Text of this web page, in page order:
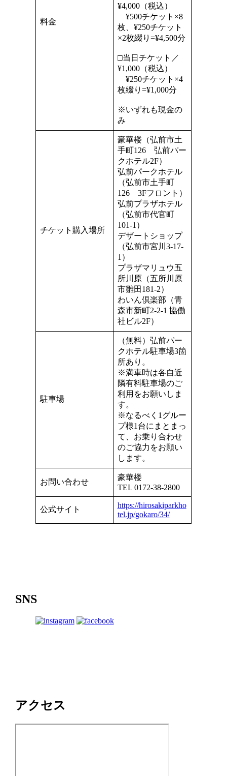
料金
¥4,000（税込）
¥500チケット×8
枚、¥250チケット
×2枚綴り=¥4,500分
□当日チケット／
¥1,000（税込）
¥250チケット×4
枚綴り=¥1,000分
※いずれも現金の
み
チケット購入場所
豪華楼（弘前市土
手町126 弘前パー
クホテル2F）
弘前パークホテル
（弘前市土手町
126 3Fフロント）
弘前プラザホテル
（弘前市代官町
101-1）
デザートショップ
（弘前市宮川3-17-
1）
プラザマリュウ五
所川原（五所川原
市雛田181-2）
わいん倶楽部（青
森市新町2-2-1 協働
社ビル2F）
駐車場
（無料）弘前パー
クホテル駐車場3箇
所あり。
※満車時は各自近
隣有料駐車場のご
利用をお願いしま
す。
※なるべく1グルー
プ様1台にまとまっ
て、お乗り合わせ
のご協力をお願い
します。
お問い合わせ
豪華楼
TEL 0172-38-2800
公式サイト
https://hirosakiparkho
tel.jp/gokaro/34/
SNS
アクセス